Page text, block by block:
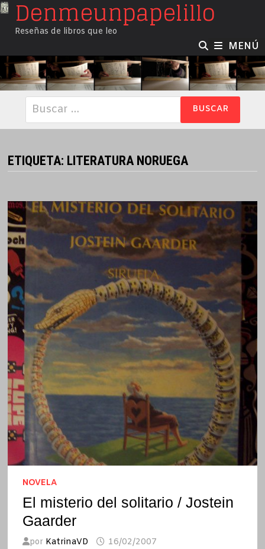
SaltarDenmeunpapelillo
Reseñas de libros que leo
MENÚ
Buscar:
ETIQUETA: LITERATURA NORUEGA
NOVELA
El misterio del solitario / Jostein
Gaarder
por KatrinaVD 16/02/2007